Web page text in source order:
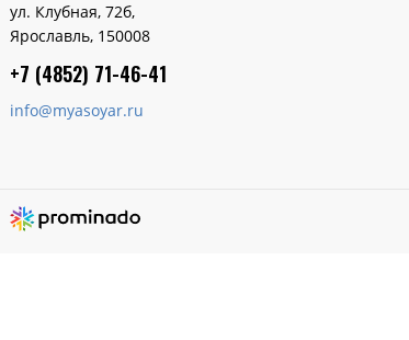
ул. Клубная, 72б,
Ярославль, 150008
+7 (4852) 71-46-41
info@myasoyar.ru